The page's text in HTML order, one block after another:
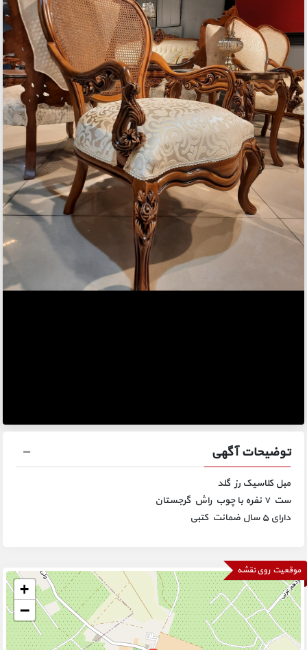
توضیحات آگهی
مبل کلاسیک رز گلد
ست ۷ نفره با چوب راش گرجستان
دارای ۵ سال ضمانت کتبی
موقعیت روی نقشه
+
−